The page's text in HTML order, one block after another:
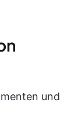
und